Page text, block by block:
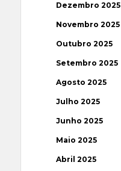
Dezembro 2025
Novembro 2025
Outubro 2025
Setembro 2025
Agosto 2025
Julho 2025
Junho 2025
Maio 2025
Abril 2025